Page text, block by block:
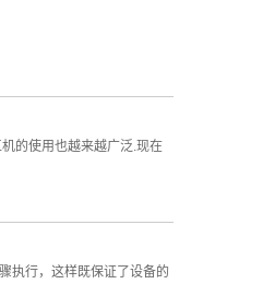
的使用也越来越广泛.现在
执行，这样既保证了设备的